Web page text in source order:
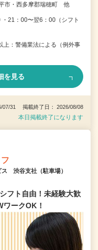
市・西多摩郡瑞穂町 他
21：00〜翌6：00（シフト
：警備業法による（例外事
を見る
07/31 掲載終了日： 2026/08/08
本日掲載終了になります
渋谷支社（駐車場）
フト自由！未経験大歓
ークOK！